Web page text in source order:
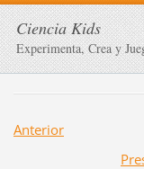
Ciencia Kids
Experimenta, Crea y
Anterior